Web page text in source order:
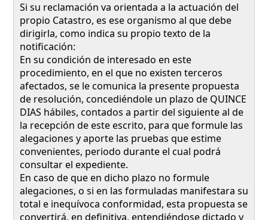
Si su reclamación va orientada a la actuación del
propio Catastro, es ese organismo al que debe
dirigirla, como indica su propio texto de la
notificación:
En su condición de interesado en este
procedimiento, en el que no existen terceros
afectados, se le comunica la presente propuesta
de resolución, concediéndole un plazo de QUINCE
DIAS hábiles, contados a partir del siguiente al de
la recepción de este escrito, para que formule las
alegaciones y aporte las pruebas que estime
convenientes, periodo durante el cual podrá
consultar el expediente.
En caso de que en dicho plazo no formule
alegaciones, o si en las formuladas manifestara su
total e inequívoca conformidad, esta propuesta se
convertirá, en definitiva, entendiéndose dictado y